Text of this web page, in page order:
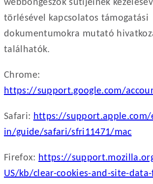
webböngészők sütijeinek
törlésével kapcsolatos támogatási
dokumentumokra mutató
találhatók.
Chrome:
https://support.google.com/
Safari: https://support.apple.com/
in/guide/safari/sfri11471/mac
Firefox: https://
US/kb/clear-cookies-and-site-